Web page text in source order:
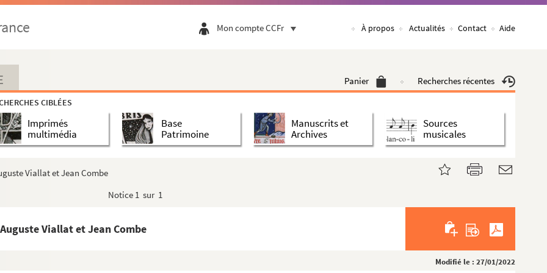
Mon compte CCFr À propos Actualités Contact Aide
Panier Recherches récentes
CIBLÉES
Imprimés
multimédia
Base
Patrimoine
Manuscrits et
Archives
Sources
musicales
Viallat et Jean Combe
Notice 1 sur 1
Viallat et Jean Combe
Modifié le : 27/01/2022
Hébrard